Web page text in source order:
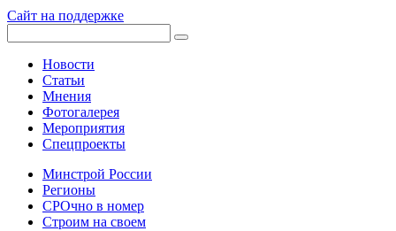
Сайт на поддержке
Новости
Статьи
Мнения
Фотогалерея
Мероприятия
Спецпроекты
Минстрой России
Регионы
СРОчно в номер
Строим на своем